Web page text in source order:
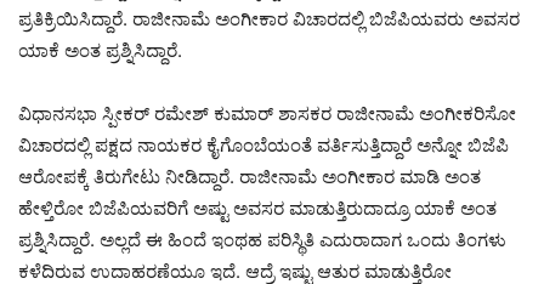
ಪ್ರತಿಕ್ರಿಯಿಸಿದ್ದಾರೆ. ರಾಜೀನಾಮೆ ಅಂಗೀಕಾರ ವಿಚಾರದಲ್ಲಿ ಬಿಜೆಪಿಯವರು ಅವಸರ
ಯಾಕೆ ಅಂತ ಪ್ರಶ್ನಿಸಿದ್ದಾರೆ.
ವಿಧಾನಸಭಾ ಸ್ಪೀಕರ್ ರಮೇಶ್ ಕುಮಾರ್ ಶಾಸಕರ ರಾಜೀನಾಮೆ ಅಂಗೀಕರಿಸೋ
ವಿಚಾರದಲ್ಲಿ ಪಕ್ಷದ ನಾಯಕರ ಕೈಗೊಂಬೆಯಂತೆ ವರ್ತಿಸುತ್ತಿದ್ದಾರೆ ಅನ್ನೋ ಬಿಜೆಪಿ
ಆರೋಪಕ್ಕೆ ತಿರುಗೇಟು ನೀಡಿದ್ದಾರೆ. ರಾಜೀನಾಮೆ ಅಂಗೀಕಾರ ಮಾಡಿ ಅಂತ
ಹೇಳ್ತಿರೋ ಬಿಜೆಪಿಯವರಿಗೆ ಅಷ್ಟು ಅವಸರ ಮಾಡುತ್ತಿರುದಾದ್ರೂ ಯಾಕೆ ಅಂತ
ಪ್ರಶ್ನಿಸಿದ್ದಾರೆ. ಅಲ್ಲದೆ ಈ ಹಿಂದೆ ಇಂಥಹ ಪರಿಸ್ಥಿತಿ ಎದುರಾದಾಗ ಒಂದು ತಿಂಗಳು
ಕಳೆದಿರುವ ಉದಾಹರಣೆಯೂ ಇದೆ. ಆದ್ರೆ ಇಷ್ಟು ಆತುರ ಮಾಡುತ್ತಿರೋ